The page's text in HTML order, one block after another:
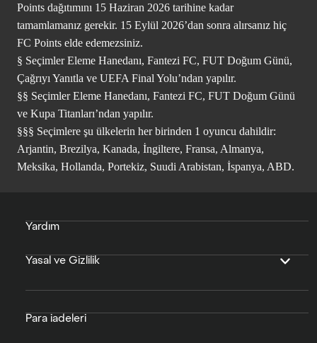
Points dağıtımını 15 Haziran 2026 tarihine kadar
tamamlamanız gerekir. 15 Eylül 2026’dan sonra alırsanız hiç
FC Points elde edemezsiniz.
§ Seçimler Eleme Hanedanı, Fantezi FC, FUT Doğum Günü,
Çağrıyı Yanıtla ve UEFA Final Yolu’ndan yapılır.
§§ Seçimler Eleme Hanedanı, Fantezi FC, FUT Doğum Günü
ve Kupa Titanları’ndan yapılır.
§§§ Seçimlere şu ülkelerin her birinden 1 oyuncu dahildir:
Arjantin, Brezilya, Kanada, İngiltere, Fransa, Almanya,
Meksika, Hollanda, Portekiz, Suudi Arabistan, İspanya, ABD.
Yardım
Yasal ve Gizlilik
Para iadeleri